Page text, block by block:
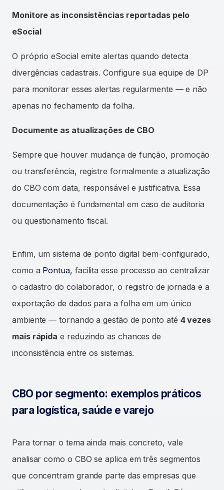
Monitore as inconsistências reportadas pelo
eSocial
O próprio eSocial emite alertas quando detecta
divergências cadastrais. Configure sua equipe de DP
para monitorar esses alertas regularmente — e não
apenas no fechamento da folha.
Documente as atualizações de CBO
Sempre que houver mudança de função, promoção
ou transferência, registre formalmente a atualização
do CBO com data, responsável e justificativa. Essa
documentação é fundamental em caso de auditoria
ou questionamento fiscal.
Enfim, um sistema de ponto digital bem-configurado,
como a Pontua, facilita esse processo ao centralizar
o cadastro do colaborador, o registro de jornada e a
exportação de dados para a folha em um único
ambiente — tornando a gestão de ponto até 4 vezes
mais rápida e reduzindo as chances de
inconsistência entre os sistemas.
CBO por segmento: exemplos práticos
para logística, saúde e varejo
Para tornar o tema ainda mais concreto, vale
analisar como o CBO se aplica em três segmentos
que concentram grande parte das empresas que